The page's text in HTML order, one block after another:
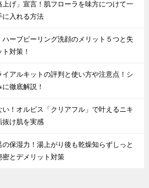
上げ」宣言！肌フローラを味方につけて一
に入れる方法
ハーブピーリング洗顔のメリット５つと失
対策！
イアルキットの評判と使い方や注意点！シ
徹底解説！
い！オルビス「クリアフル」で叶えるニキ
抜け肌を実感
保湿力！湯上がり後も乾燥知らずしっと
密とデメリット対策